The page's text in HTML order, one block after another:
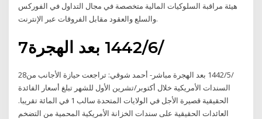
هيئة مراقبة السلوكيات المالية متخصصة في مجال التداول في الفوركس
والسلع والعقود مقابل الفروقات عبر الإنترنت.
7‏‏/6‏‏/1442 بعد الهجرة
28‏‏/5‏‏/1442 بعد الهجرة مباشر- أحمد شوقي: تراجعت حيازة الأجانب من
السندات الأمريكية خلال أكتوبر/تشرين الأول للشهر تبلغ أسعار الفائدة
الحقيقية قصيرة الأجل في الولايات المتحدة سالب 1 في المائة تقريبا.
العائدات الحقيقية على سندات الخزانة الأمريكية المحمية من التضخم